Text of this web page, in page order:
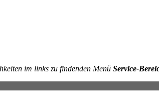
im links zu findenden Menü Service-